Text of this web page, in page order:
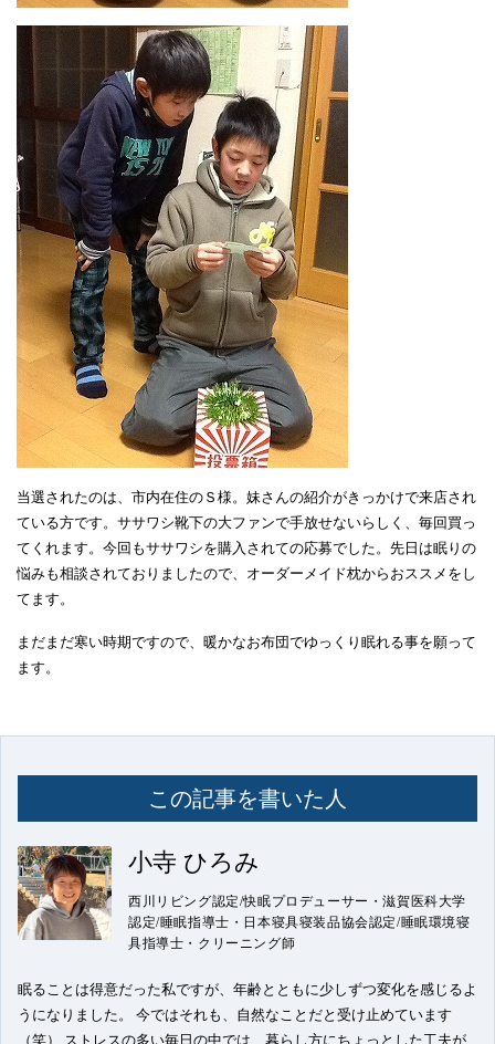
当選されたのは、市内在住のＳ様。妹さんの紹介がきっかけで来店され
ている方です。ササワシ靴下の大ファンで手放せないらしく、毎回買っ
てくれます。今回もササワシを購入されての応募でした。先日は眠りの
悩みも相談されておりましたので、オーダーメイド枕からおススメをし
てます。
まだまだ寒い時期ですので、暖かなお布団でゆっくり眠れる事を願って
ます。
この記事を書いた人
小寺 ひろみ
西川リビング認定/快眠プロデューサー・滋賀医科大学
認定/睡眠指導士・日本寝具寝装品協会認定/睡眠環境寝
具指導士・クリーニング師
眠ることは得意だった私ですが、年齢とともに少しずつ変化を感じるよ
うになりました。 今ではそれも、自然なことだと受け止めています
（笑） ストレスの多い毎日の中では、暮らし方にちょっとした工夫が